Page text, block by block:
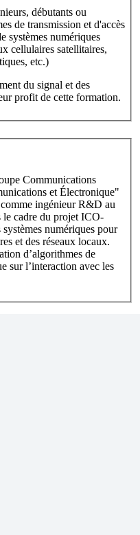
débutants ou
de transmission et d'accès
systèmes numériques
cellulaires satellitaires,
etc.)
du signal et des
profit de cette formation.
Communications
et Électronique"
ingénieur R&D au
cadre du projet ICO-
numériques pour
et des réseaux locaux.
d’algorithmes de
sur l’interaction avec les